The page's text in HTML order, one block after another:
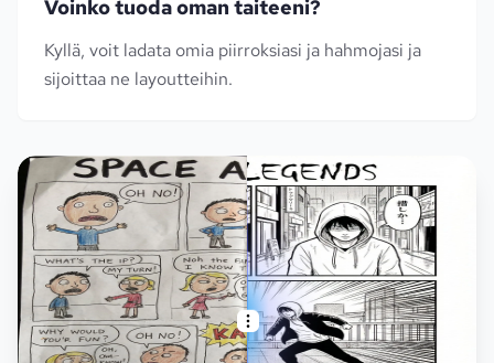
Voinko tuoda oman taiteeni?
Kyllä, voit ladata omia piirroksiasi ja hahmojasi ja
sijoittaa ne layoutteihin.